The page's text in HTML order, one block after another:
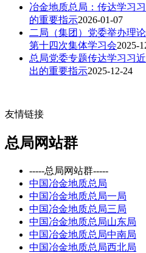
冶金地质总局：传达学习
的重要指示2026-01-07
二局（集团）党委举办理
第十四次集体学习会2025-
总局党委专题传达学习习
出的重要指示2025-12-24
友情链接
总局网站群
-----总局网站群-----
中国冶金地质总局
中国冶金地质总局一局
中国冶金地质总局三局
中国冶金地质总局山东局
中国冶金地质总局中南局
中国冶金地质总局西北局